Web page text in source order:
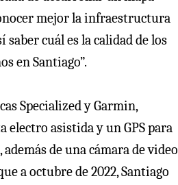
mejor la infraestructura
saber cuál es la calidad de los
en Santiago”.
Specialized y Garmin,
asistida y un GPS para
de una cámara de video
a octubre de 2022, Santiago